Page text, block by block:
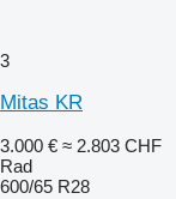
3
Mitas KR
3.000 € ≈ 2.803 CHF
Rad
600/65 R28